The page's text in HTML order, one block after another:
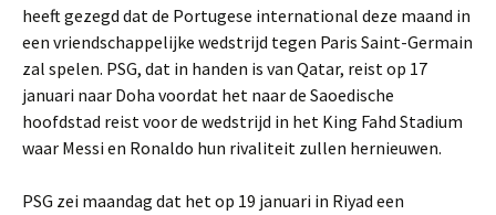
heeft gezegd dat de Portugese international deze maand in
een vriendschappelijke wedstrijd tegen Paris Saint-Germain
zal spelen. PSG, dat in handen is van Qatar, reist op 17
januari naar Doha voordat het naar de Saoedische
hoofdstad reist voor de wedstrijd in het King Fahd Stadium
waar Messi en Ronaldo hun rivaliteit zullen hernieuwen.
PSG zei maandag dat het op 19 januari in Riyad een